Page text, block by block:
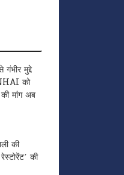
मुद्दे
को
की मांग अब
की
की